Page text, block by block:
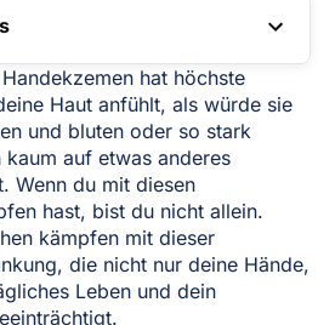
hat höchste
Haut anfühlt, als würde sie
und bluten oder so stark
auf etwas anderes
Wenn du mit diesen
hast, bist du nicht allein.
kämpfen mit dieser
die nicht nur deine Hände,
Leben und dein